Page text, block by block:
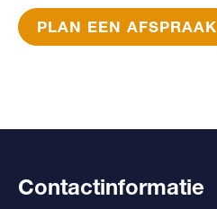
PLAN EEN AFSPRAAK
Contactinformatie